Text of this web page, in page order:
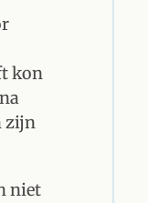
kon
zijn
niet